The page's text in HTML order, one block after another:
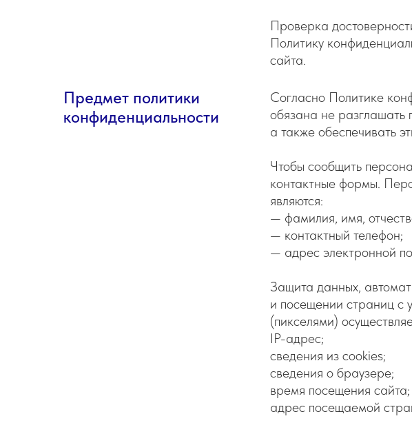
Проверка
Политику
сайта.
Предмет политики
конфиденциальности
Согласно Политике
обязана не
а также обеспечивать
Чтобы сообщить
контактные формы.
являются:
— фамилия, имя,
— контактный телефон;
— адрес электронной
Защита данных,
и посещении страниц с
(пикселями)
IP-адрес;
сведения из cookies;
сведения о браузере;
время посещения сайта;
адрес посещаемой